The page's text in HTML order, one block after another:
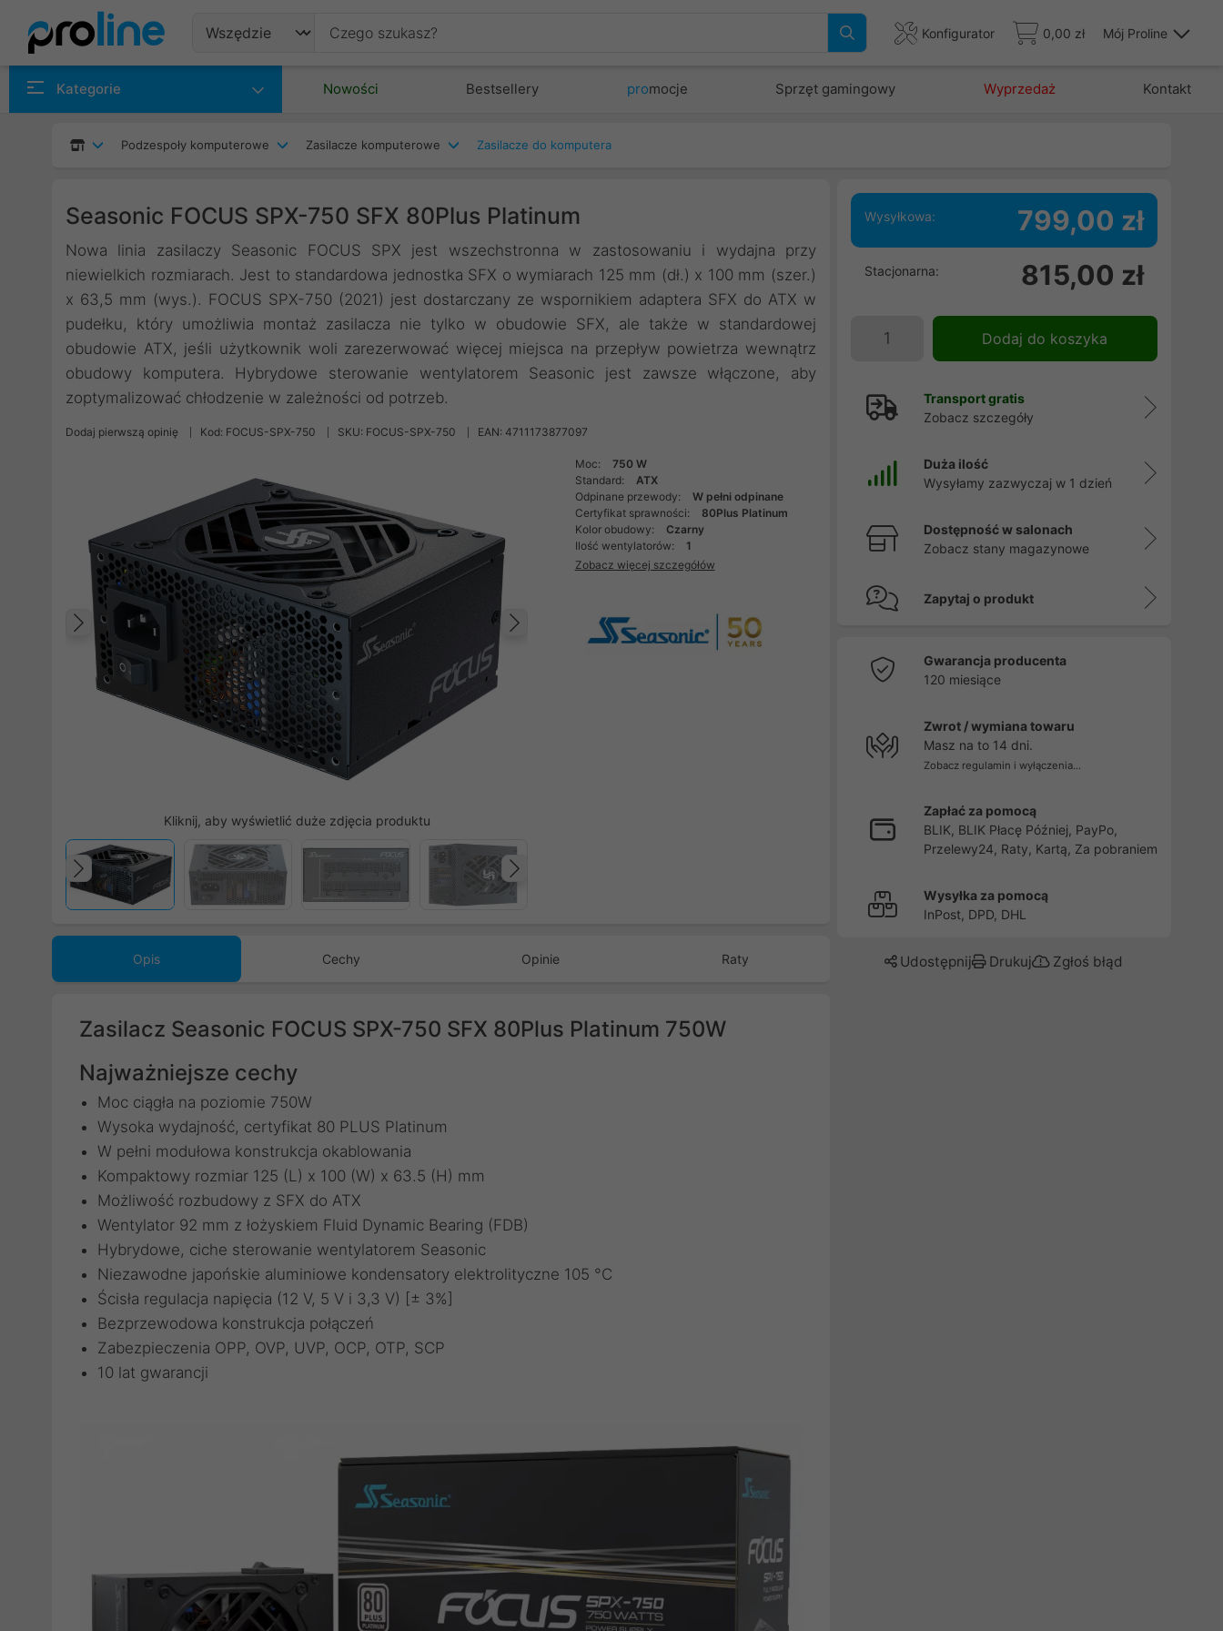
Konfigurator 0,00 zł Mój Proline
Kategorie Nowości Bestsellery promocje Sprzęt gamingowy Wyprzedaż Kontakt
Podzespoły komputerowe Zasilacze komputerowe Zasilacze do komputera
Seasonic FOCUS SPX-750 SFX 80Plus Platinum
Nowa linia zasilaczy Seasonic FOCUS SPX jest wszechstronna w zastosowaniu i wydajna przy
niewielkich rozmiarach. Jest to standardowa jednostka SFX o wymiarach 125 mm (dł.) x 100 mm (szer.)
x 63,5 mm (wys.). FOCUS SPX-750 (2021) jest dostarczany ze wspornikiem adaptera SFX do ATX w
pudełku, który umożliwia montaż zasilacza nie tylko w obudowie SFX, ale także w standardowej
obudowie ATX, jeśli użytkownik woli zarezerwować więcej miejsca na przepływ powietrza wewnątrz
obudowy komputera. Hybrydowe sterowanie wentylatorem Seasonic jest zawsze włączone, aby
zoptymalizować chłodzenie w zależności od potrzeb.
Dodaj pierwszą opinię Kod: FOCUS-SPX-750 SKU: FOCUS-SPX-750 EAN: 4711173877097
Następny
Poprzedni
Kliknij, aby wyświetlić duże zdjęcia produktu
Poprzedni
Moc:
750 W
Standard:
ATX
Odpinane przewody:
W pełni odpinane
Certyfikat sprawności:
80Plus Platinum
Kolor obudowy:
Czarny
Ilość wentylatorów:
1
Zobacz więcej szczegółów
Opis Cechy Opinie Raty
Zasilacz Seasonic FOCUS SPX-750 SFX 80Plus Platinum 750W
Najważniejsze cechy
Moc ciągła na poziomie 750W
Wysoka wydajność, certyfikat 80 PLUS Platinum
W pełni modułowa konstrukcja okablowania
Kompaktowy rozmiar 125 (L) x 100 (W) x 63.5 (H) mm
Możliwość rozbudowy z SFX do ATX
Wentylator 92 mm z łożyskiem Fluid Dynamic Bearing (FDB)
Hybrydowe, ciche sterowanie wentylatorem Seasonic
Niezawodne japońskie aluminiowe kondensatory elektrolityczne 105 °C
Ścisła regulacja napięcia (12 V, 5 V i 3,3 V) [± 3%]
Bezprzewodowa konstrukcja połączeń
Zabezpieczenia OPP, OVP, UVP, OCP, OTP, SCP
10 lat gwarancji
Wysyłkowa: 799,00 zł
Stacjonarna: 815,00 zł
Dodaj do koszyka
Transport gratis
Zobacz szczegóły
Duża ilość
Wysyłamy zazwyczaj w 1 dzień
Dostępność w salonach
Zobacz stany magazynowe
Zapytaj o produkt
Gwarancja producenta
120 miesiące
Zwrot / wymiana towaru
Masz na to 14 dni.
Zobacz regulamin i wyłączenia...
Zapłać za pomocą
BLIK, BLIK Płacę Później, PayPo,
Przelewy24, Raty, Kartą, Za pobraniem
Wysyłka za pomocą
InPost, DPD, DHL
Udostępnij Drukuj Zgłoś błąd